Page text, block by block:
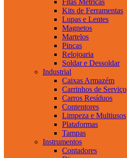
Kits de Ferramentas
Lupas e Lentes
Magnetos
Martelos
Pincas
Relojoaria
Soldar e Dessoldar
Industrial
Caixas Armazém
Carrinhos de Serviço
Carros Resíduos
Contentores
Limpeza e Multiusos
Plataformas
Tampas
Instrumentos
Contadores